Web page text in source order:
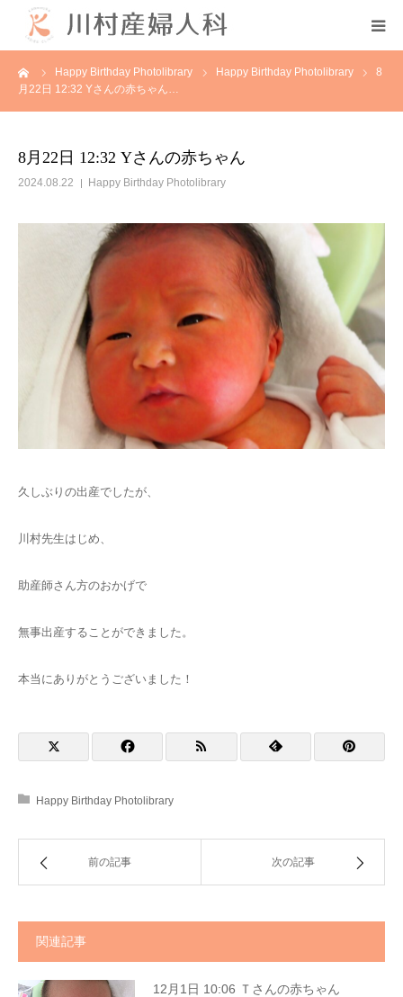
Happy Birthday Photolibrary Happy Birthday Photolibrary
8
月22日 12:32 Yさんの赤ちゃん…
8月22日 12:32 Yさんの赤ちゃん
2024.08.22 Happy Birthday Photolibrary
久しぶりの出産でしたが、
川村先生はじめ、
助産師さん方のおかげで
無事出産することができました。
本当にありがとうございました！
Happy Birthday Photolibrary
前の記事 次の記事
関連記事
12月1日 10:06 Ｔさんの赤ちゃん
初めての方へ
診療案内
各種教室
採用情報
分娩予約状況